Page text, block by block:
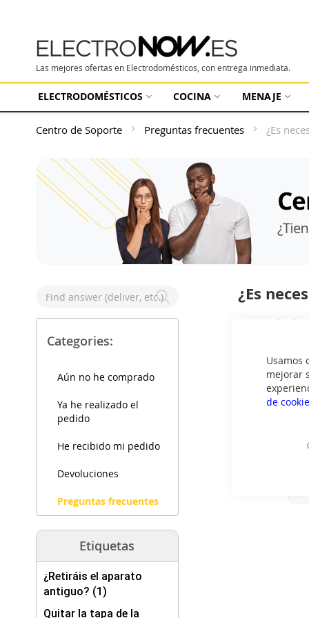
Usamos
mejorar
de
Las mejores ofertas en Electrodomésticos, con entrega inmediata.
ELECTRODOMÉSTICOS COCINA MENAJE
Centro de Soporte Preguntas frecuentes ¿Es
¿Es
No, puedes
datos no se
Categories:
Aún no he comprado
Ya he realizado el
pedido
He recibido mi pedido
Devoluciones
Preguntas frecuentes
Etiquetas
¿Retiráis el aparato
antiguo? (1)
Quitar la tapa de la